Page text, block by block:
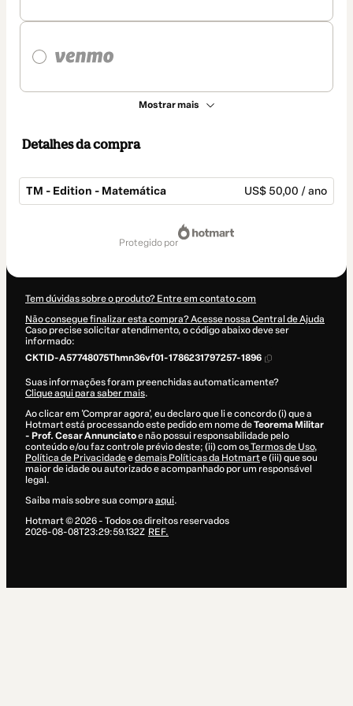
Mostrar mais
Detalhes da compra
TM - Edition - Matemática US$ 50,00 / ano
protegido por
Tem dúvidas sobre o produto? Entre em contato com
Não consegue finalizar esta compra? Acesse nossa Central de Ajuda
Caso precise solicitar atendimento, o código abaixo deve ser
informado:
CKTID-A57748075Thmn36vf01-1786231797257-1896
Suas informações foram preenchidas automaticamente?
Clique aqui para saber mais.
Ao clicar em 'Comprar agora', eu declaro que li e concordo (i) que a
Hotmart está processando este pedido em nome deTeorema Militar
- Prof. Cesar Annunciatoe não possui responsabilidade pelo
conteúdo e/ou faz controle prévio deste; (ii) com osTermos de Uso,
Política de Privacidadeedemais Políticas da Hotmarte (iii) que sou
maior de idade ou autorizado e acompanhado por um responsável
legal.
Saiba mais sobre sua compra aqui.
Hotmart ©2026- Todos os direitos reservados
2026-08-08T23:29:59.132Z REF.